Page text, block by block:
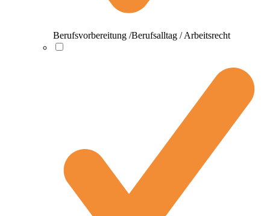
Berufsvorbereitung /Berufsalltag / Arbeitsrecht